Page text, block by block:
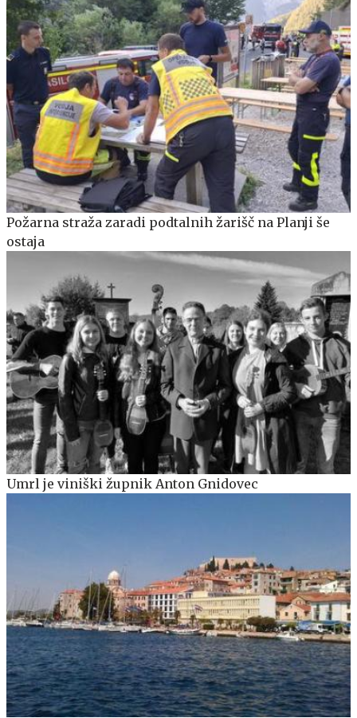
Požarna straža zaradi podtalnih žarišč na Planji še
ostaja
Umrl je viniški župnik Anton Gnidovec